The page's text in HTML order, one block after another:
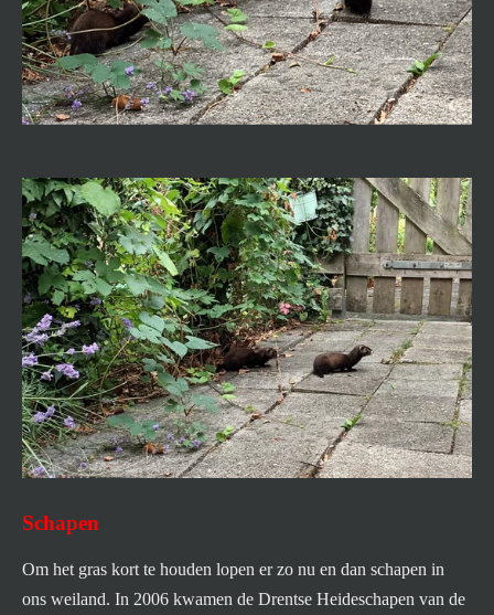
Schapen
Om het gras kort te houden lopen er zo nu en dan schapen in
ons weiland. In 2006 kwamen de Drentse Heideschapen van de